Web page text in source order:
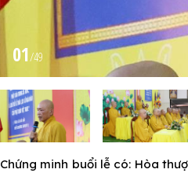
01/49
Chứng minh buổi lễ có: Hòa